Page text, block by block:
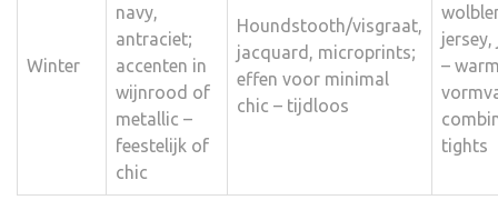
Winter
navy,
antraciet;
accenten in
wijnrood of
metallic –
feestelijk of
chic
Houndstooth/visgraat,
jacquard, microprints;
effen voor minimal
chic – tijdloos
–
tights